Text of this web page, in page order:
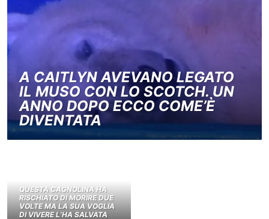
A CAITLYN AVEVANO LEGATO
IL MUSO CON LO SCOTCH. UN
ANNO DOPO ECCO COME’È
DIVENTATA
QUESTA CAGNOLINA HA
RISCHIATO DI MORIRE DUE
VOLTE MA LA SUA VOGLIA
DI VIVERE L’HA SALVATA